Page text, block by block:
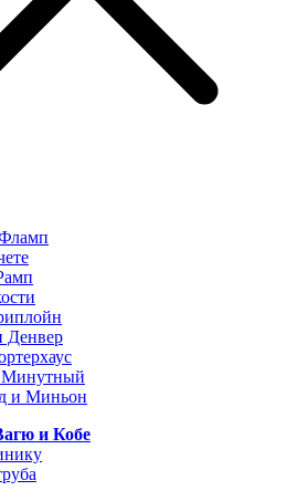
Денвер
и Миньон
и Кобе